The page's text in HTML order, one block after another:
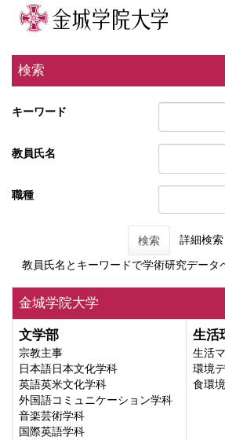
検索
キーワード
教員氏名
職種
検索 詳細検索
教員氏名とキーワードで学術研究データ
金城学院大学
文学部
宗教主事
日本語日本文化学科
英語英米文化学科
外国語コミュニケーション学科
音楽芸術学科
国際英語学科
生活
生活
環境
食環